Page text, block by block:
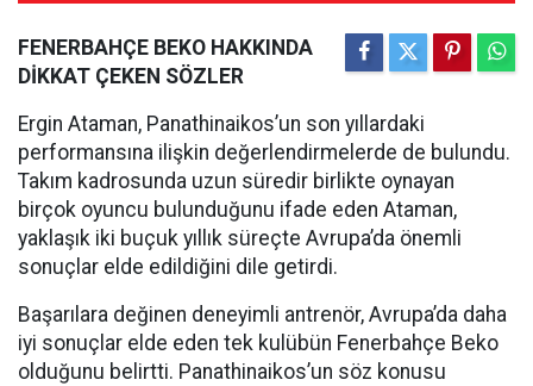
FENERBAHÇE BEKO HAKKINDA
DİKKAT ÇEKEN SÖZLER
Ergin Ataman, Panathinaikos’un son yıllardaki
performansına ilişkin değerlendirmelerde de bulundu.
Takım kadrosunda uzun süredir birlikte oynayan
birçok oyuncu bulunduğunu ifade eden Ataman,
yaklaşık iki buçuk yıllık süreçte Avrupa’da önemli
sonuçlar elde edildiğini dile getirdi.
Başarılara değinen deneyimli antrenör, Avrupa’da daha
iyi sonuçlar elde eden tek kulübün Fenerbahçe Beko
olduğunu belirtti. Panathinaikos’un söz konusu